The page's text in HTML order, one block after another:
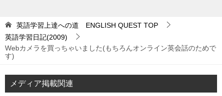
英語学習上達への道 ENGLISH QUEST TOP
英語学習日記(2009)
Webカメラを買っちゃいました(もちろんオンライン英会話のためで
す)
メディア掲載関連